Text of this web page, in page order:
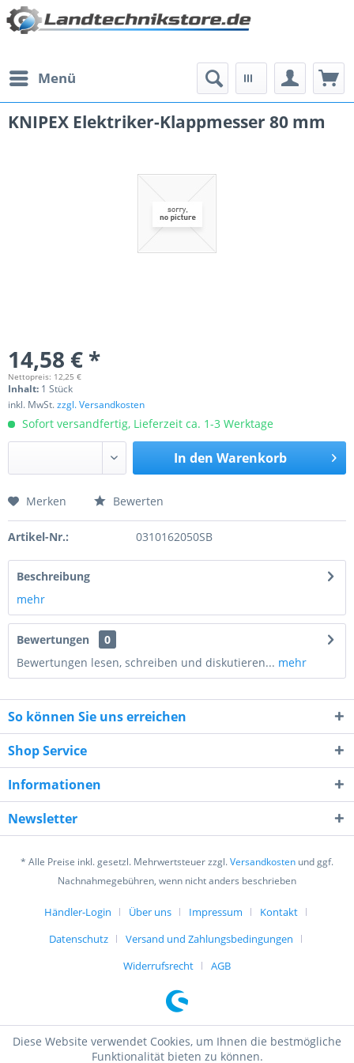
Menü
KNIPEX Elektriker-Klappmesser 80 mm
14,58 € *
Nettopreis: 12,25 €
Inhalt: 1 Stück
inkl. MwSt.zzgl. Versandkosten
Sofort versandfertig, Lieferzeit ca. 1-3 Werktage
In den Warenkorb
Preis anfragen
9 + 2 = ?
verstanden und stimme zu. *
Mit * gekennzeichnete Felder sind Pflichtfelder.
Merken Bewerten
Artikel-Nr.: 0310162050SB
Beschreibung
mehr
Bewertungen
0
Bewertungen lesen, schreiben und diskutieren... mehr
So können Sie uns erreichen
Shop Service
Informationen
Newsletter
* Alle Preise inkl. gesetzl. Mehrwertsteuer zzgl.Versandkosten und ggf.
Nachnahmegebühren, wenn nicht anders beschrieben
Händler-Login Über uns Impressum
Kontakt
Datenschutz
Versand und Zahlungsbedingungen
Widerrufsrecht
AGB
Diese Website verwendet Cookies, um Ihnen die bestmögliche
Funktionalität bieten zu können.